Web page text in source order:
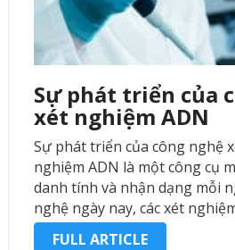
Sự phát triển của
xét nghiệm ADN
Sự phát triển của công nghệ
nghiệm ADN là một công cụ
danh tính và nhận dạng mỗi
nghệ ngày nay, các xét
xác định các cá nhân với …
FULL ARTICLE